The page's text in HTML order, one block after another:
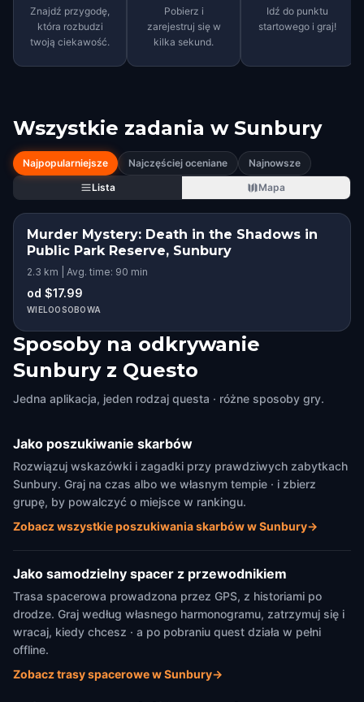
Znajdź przygodę,
która rozbudzi
twoją ciekawość.
Pobierz i
zarejestruj się w
kilka sekund.
Idź do punktu
startowego i graj!
Wszystkie zadania w Sunbury
Najpopularniejsze Najczęściej oceniane
Najnowsze
Lista
Mapa
Murder Mystery: Death in the Shadows in
Public Park Reserve, Sunbury
2.3 km | Avg. time: 90 min
od $17.99
WIELOOSOBOWA
Sposoby na odkrywanie
Sunbury z Questo
Jedna aplikacja, jeden rodzaj questa · różne sposoby gry.
Jako poszukiwanie skarbów
Rozwiązuj wskazówki i zagadki przy prawdziwych zabytkach
Sunbury. Graj na czas albo we własnym tempie · i zbierz
grupę, by powalczyć o miejsce w rankingu.
Zobacz wszystkie poszukiwania skarbów w Sunbury→
Jako samodzielny spacer z przewodnikiem
Trasa spacerowa prowadzona przez GPS, z historiami po
drodze. Graj według własnego harmonogramu, zatrzymuj się i
wracaj, kiedy chcesz · a po pobraniu quest działa w pełni
offline.
Zobacz trasy spacerowe w Sunbury→